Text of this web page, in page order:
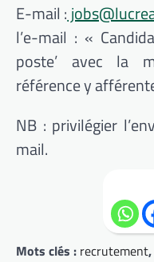
E-mail :
l’e-mail : «
poste’ avec la
référence y
NB : privilégier
mail.
Mots clés : recrutement,